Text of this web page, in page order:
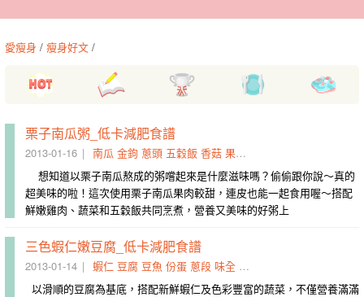
愛瘦身 / 瘦身好文 /
栗子南瓜粥_低卡減肥食譜
2013-01-16 南瓜 金鉤 蔥頭 五穀飯 香菇 果肉
想知道以栗子南瓜熬成的粥嚐起來是什麼滋味嗎？偷偷跟你說～真的
超美味的啦！這次使用栗子南瓜果肉較甜，連皮也能一起食用喔～搭配
鮮嫩雞肉、蔬菜和五穀飯共同烹煮，營養又美味的好粥上
三色蝦仁嫩豆腐_低卡減肥食譜
2013-01-14 蝦仁 豆腐 豆魚 份蛋 蔥段 味全 色香
以滑順的豆腐為基底，搭配新鮮蝦仁及色彩豐富的蔬菜，不僅營養滿滿